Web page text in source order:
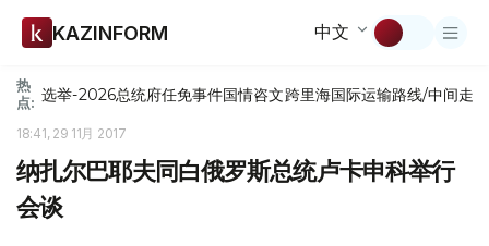
KAZINFORM 中文
热
点: 选举-2026总统府任免事件国情咨文跨里海国际运输路线/中间走廊
18:41, 29 11月 2017
纳扎尔巴耶夫同白俄罗斯总统卢卡申科举行
会谈